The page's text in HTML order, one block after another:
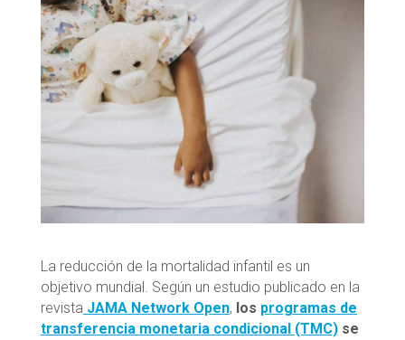
La reducción de la mortalidad infantil es un
objetivo mundial. Según un estudio publicado en la
revista JAMA Network Open, los programas de
transferencia monetaria condicional (TMC)se